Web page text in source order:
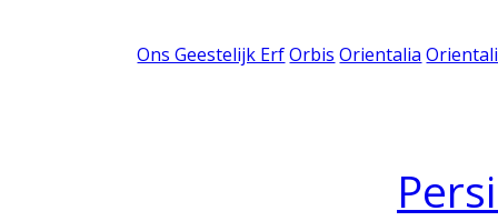
Ons Geestelijk Erf Orbis Orientalia